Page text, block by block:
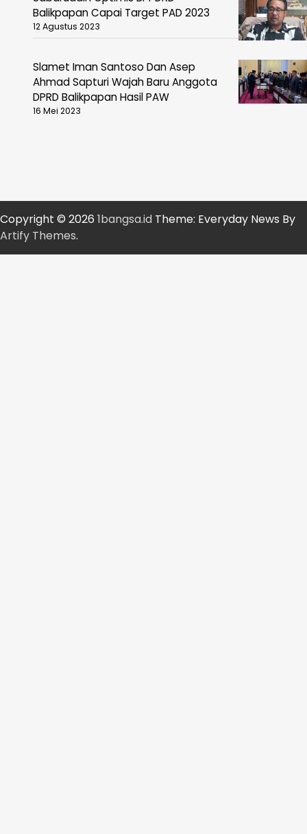
Balikpapan Capai Target PAD 2023
12 Agustus 2023
Slamet Iman Santoso Dan Asep
Ahmad Sapturi Wajah Baru Anggota
DPRD Balikpapan Hasil PAW
16 Mei 2023
Copyright © 2026 1bangsa.id Theme: Everyday News By
Artify Themes.